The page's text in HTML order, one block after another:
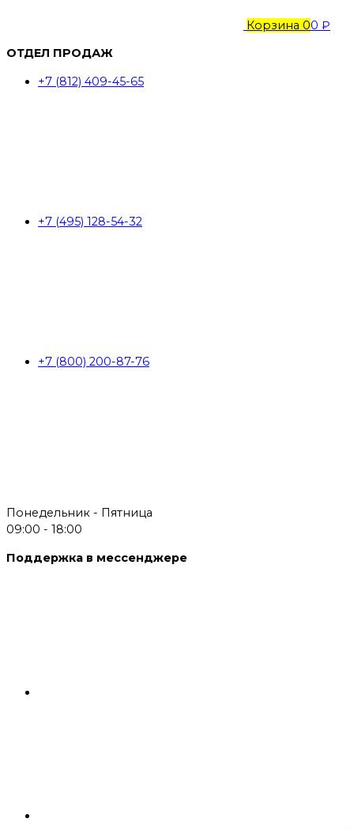
Корзина 00 ₽
ОТДЕЛ ПРОДАЖ
+7 (812) 409-45-65
+7 (495) 128-54-32
+7 (800) 200-87-76
Понедельник - Пятница
09:00 - 18:00
Поддержка в мессенджере